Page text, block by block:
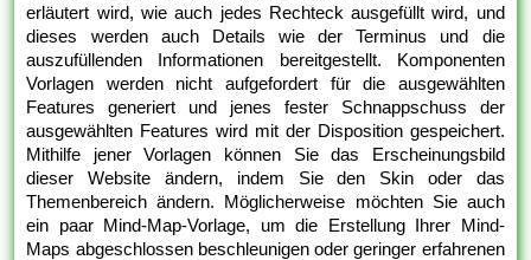
erläutert wird, wie auch jedes Rechteck ausgefüllt wird, und
dieses werden auch Details wie der Terminus und die
auszufüllenden Informationen bereitgestellt. Komponenten
Vorlagen werden nicht aufgefordert für die ausgewählten
Features generiert und jenes fester Schnappschuss der
ausgewählten Features wird mit der Disposition gespeichert.
Mithilfe jener Vorlagen können Sie das Erscheinungsbild
dieser Website ändern, indem Sie den Skin oder das
Themenbereich ändern. Möglicherweise möchten Sie auch
ein paar Mind-Map-Vorlage, um die Erstellung Ihrer Mind-
Maps abgeschlossen beschleunigen oder geringer erfahrenen